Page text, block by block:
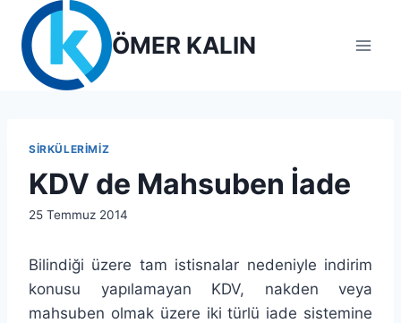
content
ÖMER KALIN
SIRKÜLERIMIZ
KDV de Mahsuben İade
By
25 Temmuz 2014
Bilindiği üzere tam istisnalar nedeniyle indirim
konusu yapılamayan KDV, nakden veya
mahsuben olmak üzere iki türlü iade sistemine